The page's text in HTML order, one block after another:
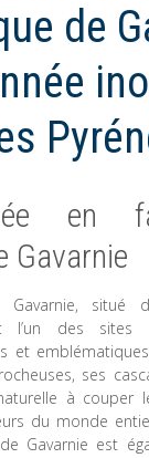
de
en
Gavarnie
situé
l’un des sites
et
ses
à couper
du monde
Gavarnie est